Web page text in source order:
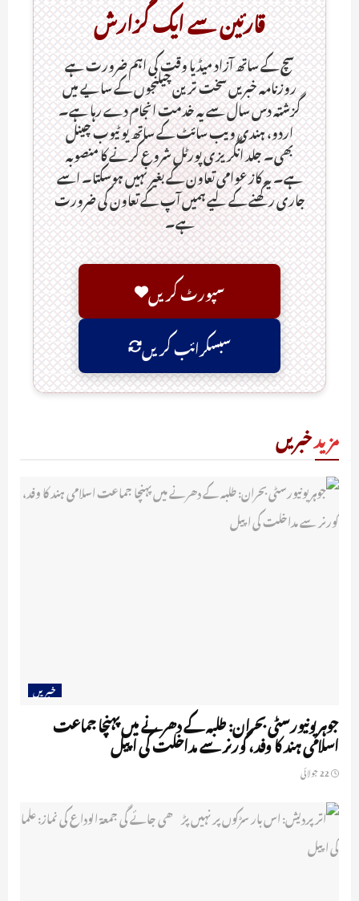
قارئین سے ایک گزارش
سچ کے ساتھ آزاد میڈیا وقت کی اہم ضرورت ہےـ
روزنامہ خبریں سخت ترین چیلنجوں کے سایے میں
گزشتہ دس سال سے یہ خدمت انجام دے رہا ہے۔
اردو، ہندی ویب سائٹ کے ساتھ یو ٹیوب چینل
بھی۔ جلد انگریزی پورٹل شروع کرنے کا منصوبہ
ہے۔ یہ کاز عوامی تعاون کے بغیر نہیں ہوسکتا۔ اسے
جاری رکھنے کے لیے ہمیں آپ کے تعاون کی ضرورت
ہے۔
سپورٹ کریں
سبسکرائب کریں
مزیدخبریں
خبریں
جوہر یونیورسٹی بحران: طلبہ کے دھرنے میں پہنچا جماعت
اسلامی ہند کا وفد، گورنر سے مداخلت کی اپیل